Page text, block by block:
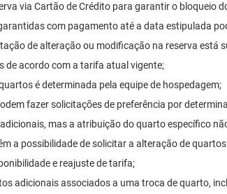
via Cartão de Crédito para garantir o bloqueio
com pagamento até a data estipulada
de alteração ou modificação na reserva está
de acordo com a tarifa atual vigente;
é determinada pela equipe de hospedagem;
fazer solicitações de preferência por
mas a atribuição do quarto específico
a possibilidade de solicitar a alteração de
e reajuste de tarifa;
adicionais associados a uma troca de quarto,